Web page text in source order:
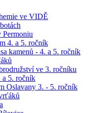
ve VIDĚ
Permoniu
4. a 5. ročník
kamenů - 4. a 5. ročník
ve 3. ročníku
5. ročník
Oslavany 3. - 5. ročník